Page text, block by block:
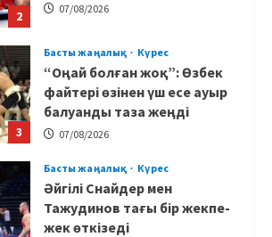
2 07/08/2026
3
Басты жаңалық Күрес
“Оңай болған жоқ”: Өзбек
файтері өзінен үш есе ауыр
балуанды таза жеңді
07/08/2026
Басты жаңалық Күрес
Әйгілі Снайдер мен
Тажудинов тағы бір жекпе-
жек өткізеді